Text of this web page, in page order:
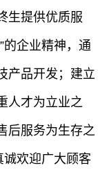
生提供优质服
的企业精神，通
产品开发；建立
人才为立业之
后服务为生存之
诚欢迎广大顾客